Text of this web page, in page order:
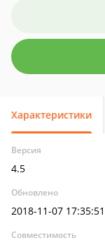
Характеристики
Версия
4.5
Обновлено
2018-11-07 17:35:51
Совместимость